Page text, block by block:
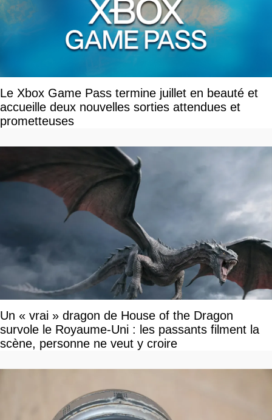
Le Xbox Game Pass termine juillet en beauté et
accueille deux nouvelles sorties attendues et
prometteuses
Un « vrai » dragon de House of the Dragon
survole le Royaume-Uni : les passants filment la
scène, personne ne veut y croire